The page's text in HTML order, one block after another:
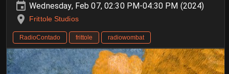
Wednesday, Feb 07, 02:30 PM-04:30 PM (2024)
Frittole Studios
RadioContado frittole radiowombat